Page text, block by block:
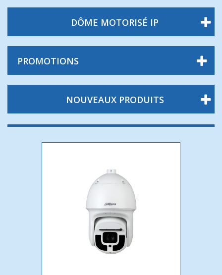
DÔME MOTORISÉ IP
PROMOTIONS
NOUVEAUX PRODUITS